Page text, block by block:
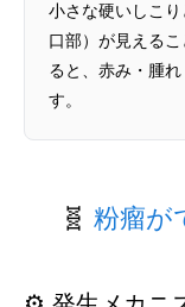
小さな硬いしこ
口部）が見える
ると、赤み・腫
す。
🧬 粉瘤が